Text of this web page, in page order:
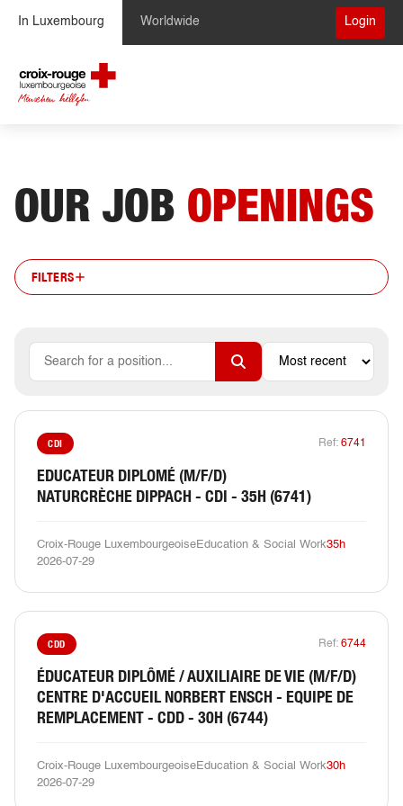
In Luxembourg Worldwide Login
OUR JOB OPENINGS
FILTERS
CDI Ref: 6741
EDUCATEUR DIPLOMÉ (M/F/D)
NATURCRÈCHE DIPPACH - CDI - 35H (6741)
Croix-Rouge LuxembourgeoiseEducation & Social Work35h
2026-07-29
CDD Ref: 6744
ÉDUCATEUR DIPLÔMÉ / AUXILIAIRE DE VIE (M/F/D)
CENTRE D'ACCUEIL NORBERT ENSCH - EQUIPE DE
REMPLACEMENT - CDD - 30H (6744)
Croix-Rouge LuxembourgeoiseEducation & Social Work30h
2026-07-29